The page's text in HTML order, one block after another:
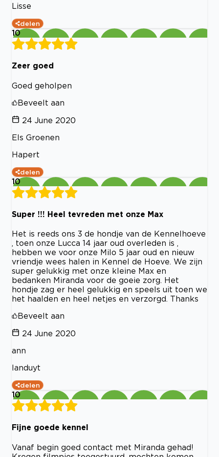
Lisse
delen
10
Zeer goed
Goed geholpen
Beveelt aan
24 June 2020
Els Groenen
Hapert
delen
10
Super !!! Heel tevreden met onze Max
Het is reeds ons 3 de hondje van de Kennelhoeve
, toen onze Lucca 14 jaar oud overleden is ,
hebben we voor onze Milo 5 jaar oud en nieuw
vriendje wees halen in Kennel de Hoeve. We zijn
super gelukkig met onze kleine Max en
bedanken Miranda voor de goeie zorg. Het
hondje zag er heel gelukkig en speels uit toen we
het haalden en heel netjes en verzorgd. Thanks
Beveelt aan
24 June 2020
ann
landuyt
delen
10
Fijne goede kennel
Vanaf begin goed contact met Miranda gehad!